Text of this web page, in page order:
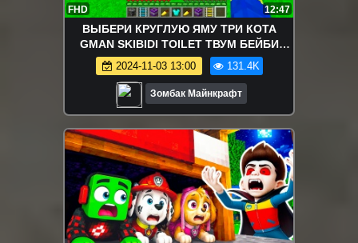
FHD 12:47
ВЫБЕРИ КРУГЛУЮ ЯМУ ТРИ КОТА
GMAN SKIBIDI TOILET ТВУМ БЕЙБИ
ШРЕК КУКЛА ИГРА В КАЛЬМАРА В
МАЙНКРАФТ
2024-11-03 13:00 131.4K
Зомбак Майнкрафт